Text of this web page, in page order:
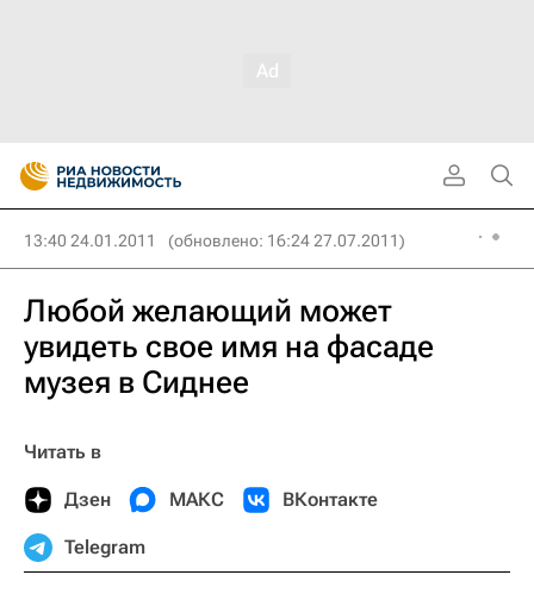
13:40 24.01.2011 (обновлено: 16:24 27.07.2011)
Любой желающий может
увидеть свое имя на фасаде
музея в Сиднее
Читать в
Дзен МАКС ВКонтакте
Telegram